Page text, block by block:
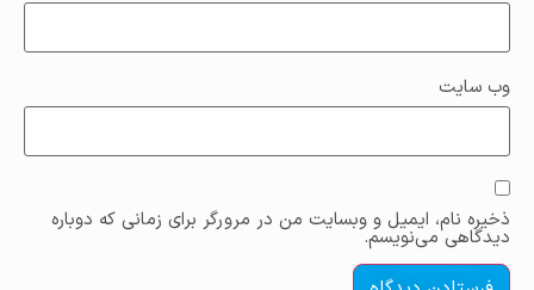
وب‌ سایت
ذخیره نام، ایمیل و وبسایت من در مرورگر برای زمانی که دوباره
دیدگاهی می‌نویسم.